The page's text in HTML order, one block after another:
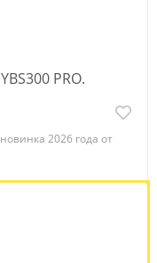
PRO.
2026 года от